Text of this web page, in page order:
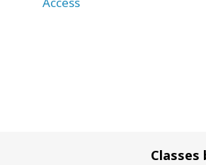
Classes